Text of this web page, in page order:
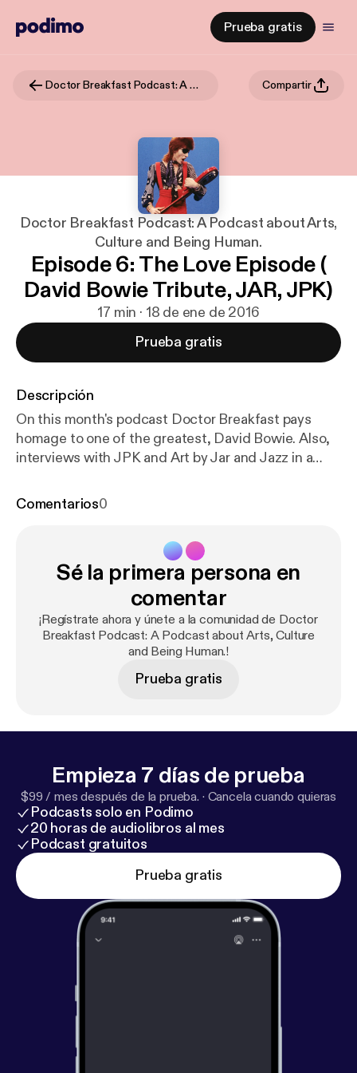
Prueba gratis
Doctor Breakfast Podcast: A Podcast about Arts, Culture and Being Human. Compartir
Doctor Breakfast Podcast: A Podcast about Arts,
Culture and Being Human.
Episode 6: The Love Episode (
David Bowie Tribute, JAR, JPK)
17 min · 18 de ene de 2016
Prueba gratis
Descripción
On this month's podcast Doctor Breakfast pays
homage to one of the greatest, David Bowie. Also,
interviews with JPK and Art by Jar and Jazz in a
check out the rest. www.artbyjar.com
Comentarios0
Sé la primera persona en
comentar
¡Regístrate ahora y únete a la comunidad de Doctor
Breakfast Podcast: A Podcast about Arts, Culture
and Being Human.!
Prueba gratis
Empieza 7 días de prueba
$99 / mes después de la prueba. · Cancela cuando quieras
Podcasts solo en Podimo
20 horas de audiolibros al mes
Podcast gratuitos
Prueba gratis